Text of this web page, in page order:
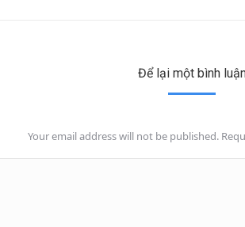
Để lại một bình
Your email address will not be published.